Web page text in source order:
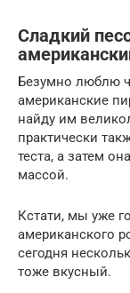
Сладкий
Безумно люблю
американские
найду им
практически
теста, а затем
массой.
Кстати, мы уже
американского
сегодня
тоже вкусный.